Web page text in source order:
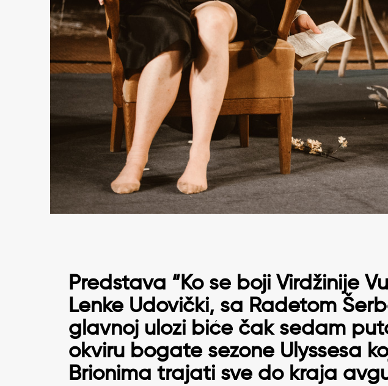
Predstava “Ko se boji Virdžinije
Lenke Udovički, sa Radetom
glavnoj ulozi biće čak sedam
okviru bogate sezone Ulyssesa
Brionima trajati sve do kraja